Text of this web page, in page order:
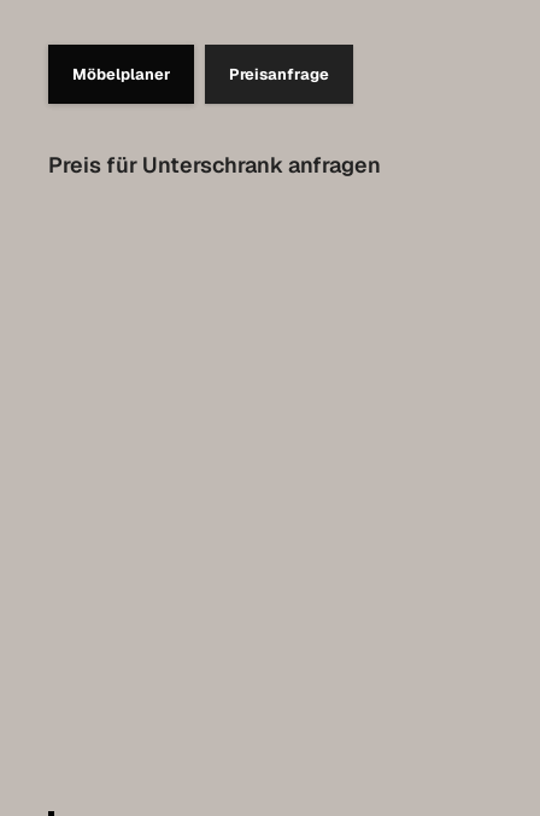
Möbelplaner Preisanfrage
Preis für Unterschrank anfragen